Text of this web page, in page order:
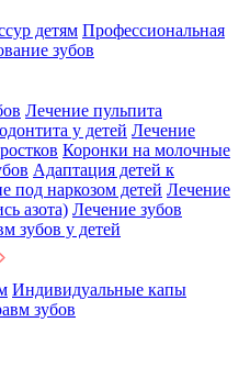
детям Профессиональная
зубов
Лечение пульпита
у детей Лечение
Коронки на молочные
Адаптация детей к
под наркозом детей Лечение
азота) Лечение зубов
зубов у детей
Индивидуальные капы
зубов